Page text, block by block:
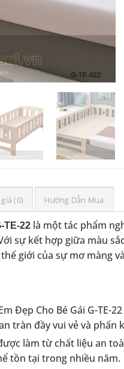
(0) Hướng Dẫn Mua
TE-22 là một tác phẩm
sự kết hợp giữa màu
giới của sự mơ màng
Đẹp Cho Bé Gái G-TE-
tràn đầy vui vẻ và phấn
làm từ chất liệu an
tồn tại trong nhiều năm.